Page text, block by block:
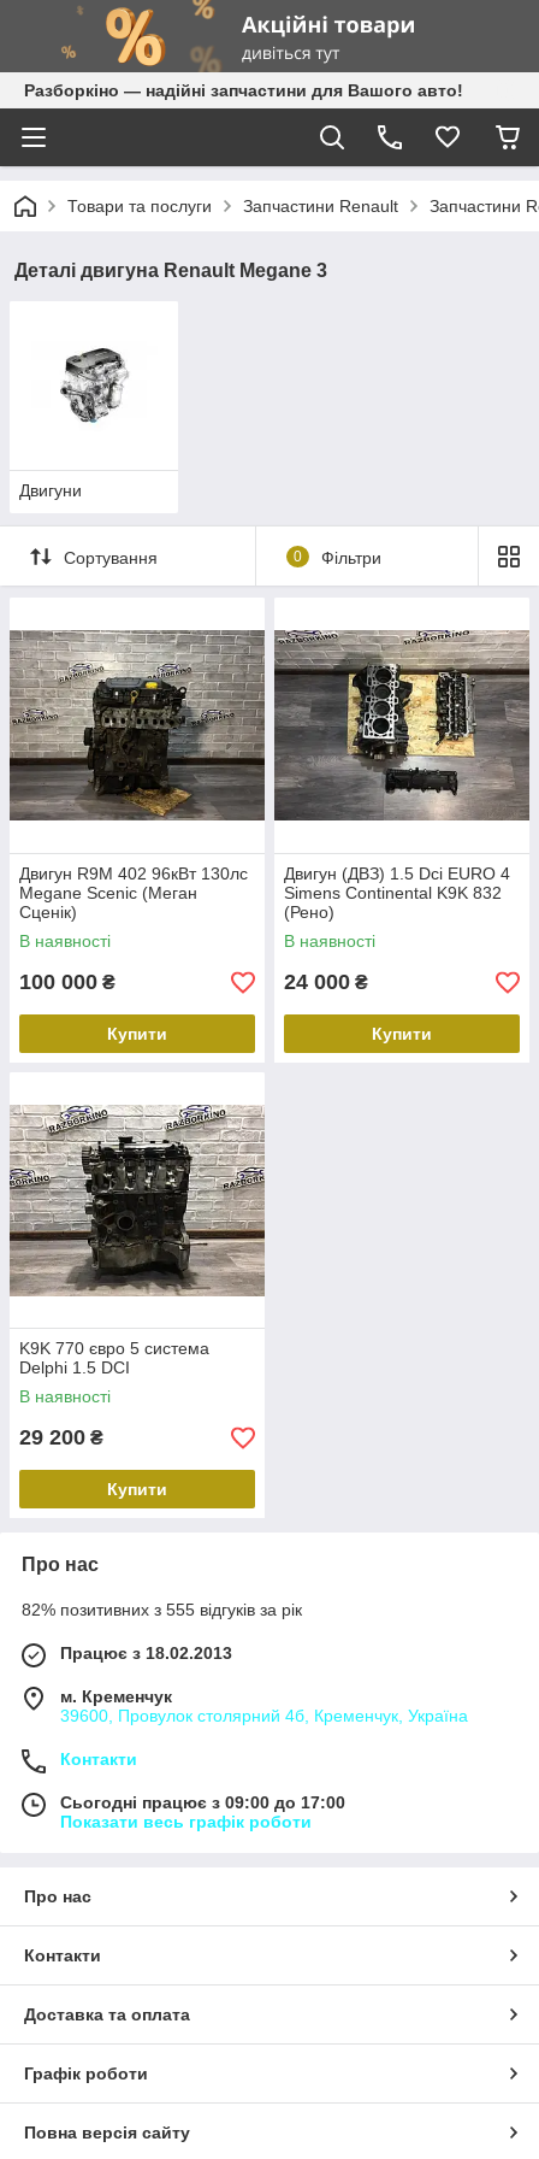
Разборкіно — надійні запчастини для Вашого авто!
Товари та послуги Запчастини Renault Запчастини
Деталі двигуна Renault Megane 3
Двигуни
Сортування 0 Фільтри
Двигун R9M 402 96кВт 130лс
Megane Scenic (Меган
Сценік)
В наявності
100 000 ₴
Купити
Двигун (ДВЗ) 1.5 Dci EURO 4
Simens Continental K9K 832
(Рено)
В наявності
24 000 ₴
Купити
K9K 770 євро 5 система
Delphi 1.5 DCI
В наявності
29 200 ₴
Купити
Про нас
82% позитивних з 555 відгуків за рік
Працює з 18.02.2013
м. Кременчук
39600, Провулок столярний 4б, Кременчук, Україна
Контакти
Сьогодні працює з 09:00 до 17:00
Показати весь графік роботи
Про нас
Контакти
Доставка та оплата
Графік роботи
Повна версія сайту